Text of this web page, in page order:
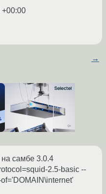
+00:00
→
на самбе 3.0.4
2.5-basic --